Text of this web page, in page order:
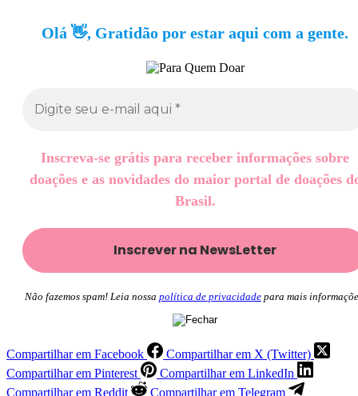
Olá 👋, Gratidão por estar aqui com a gente.
Inscreva-se grátis para receber informações sobre
doações e as novidades do maior portal de doações
Brasil.
Não fazemos spam! Leia nossa política de privacidade para mais
Compartilhar em Facebook
Compartilhar em X (Twitter)
Compartilhar em Pinterest
Compartilhar em LinkedIn
Compartilhar em Reddit
Compartilhar em Telegram